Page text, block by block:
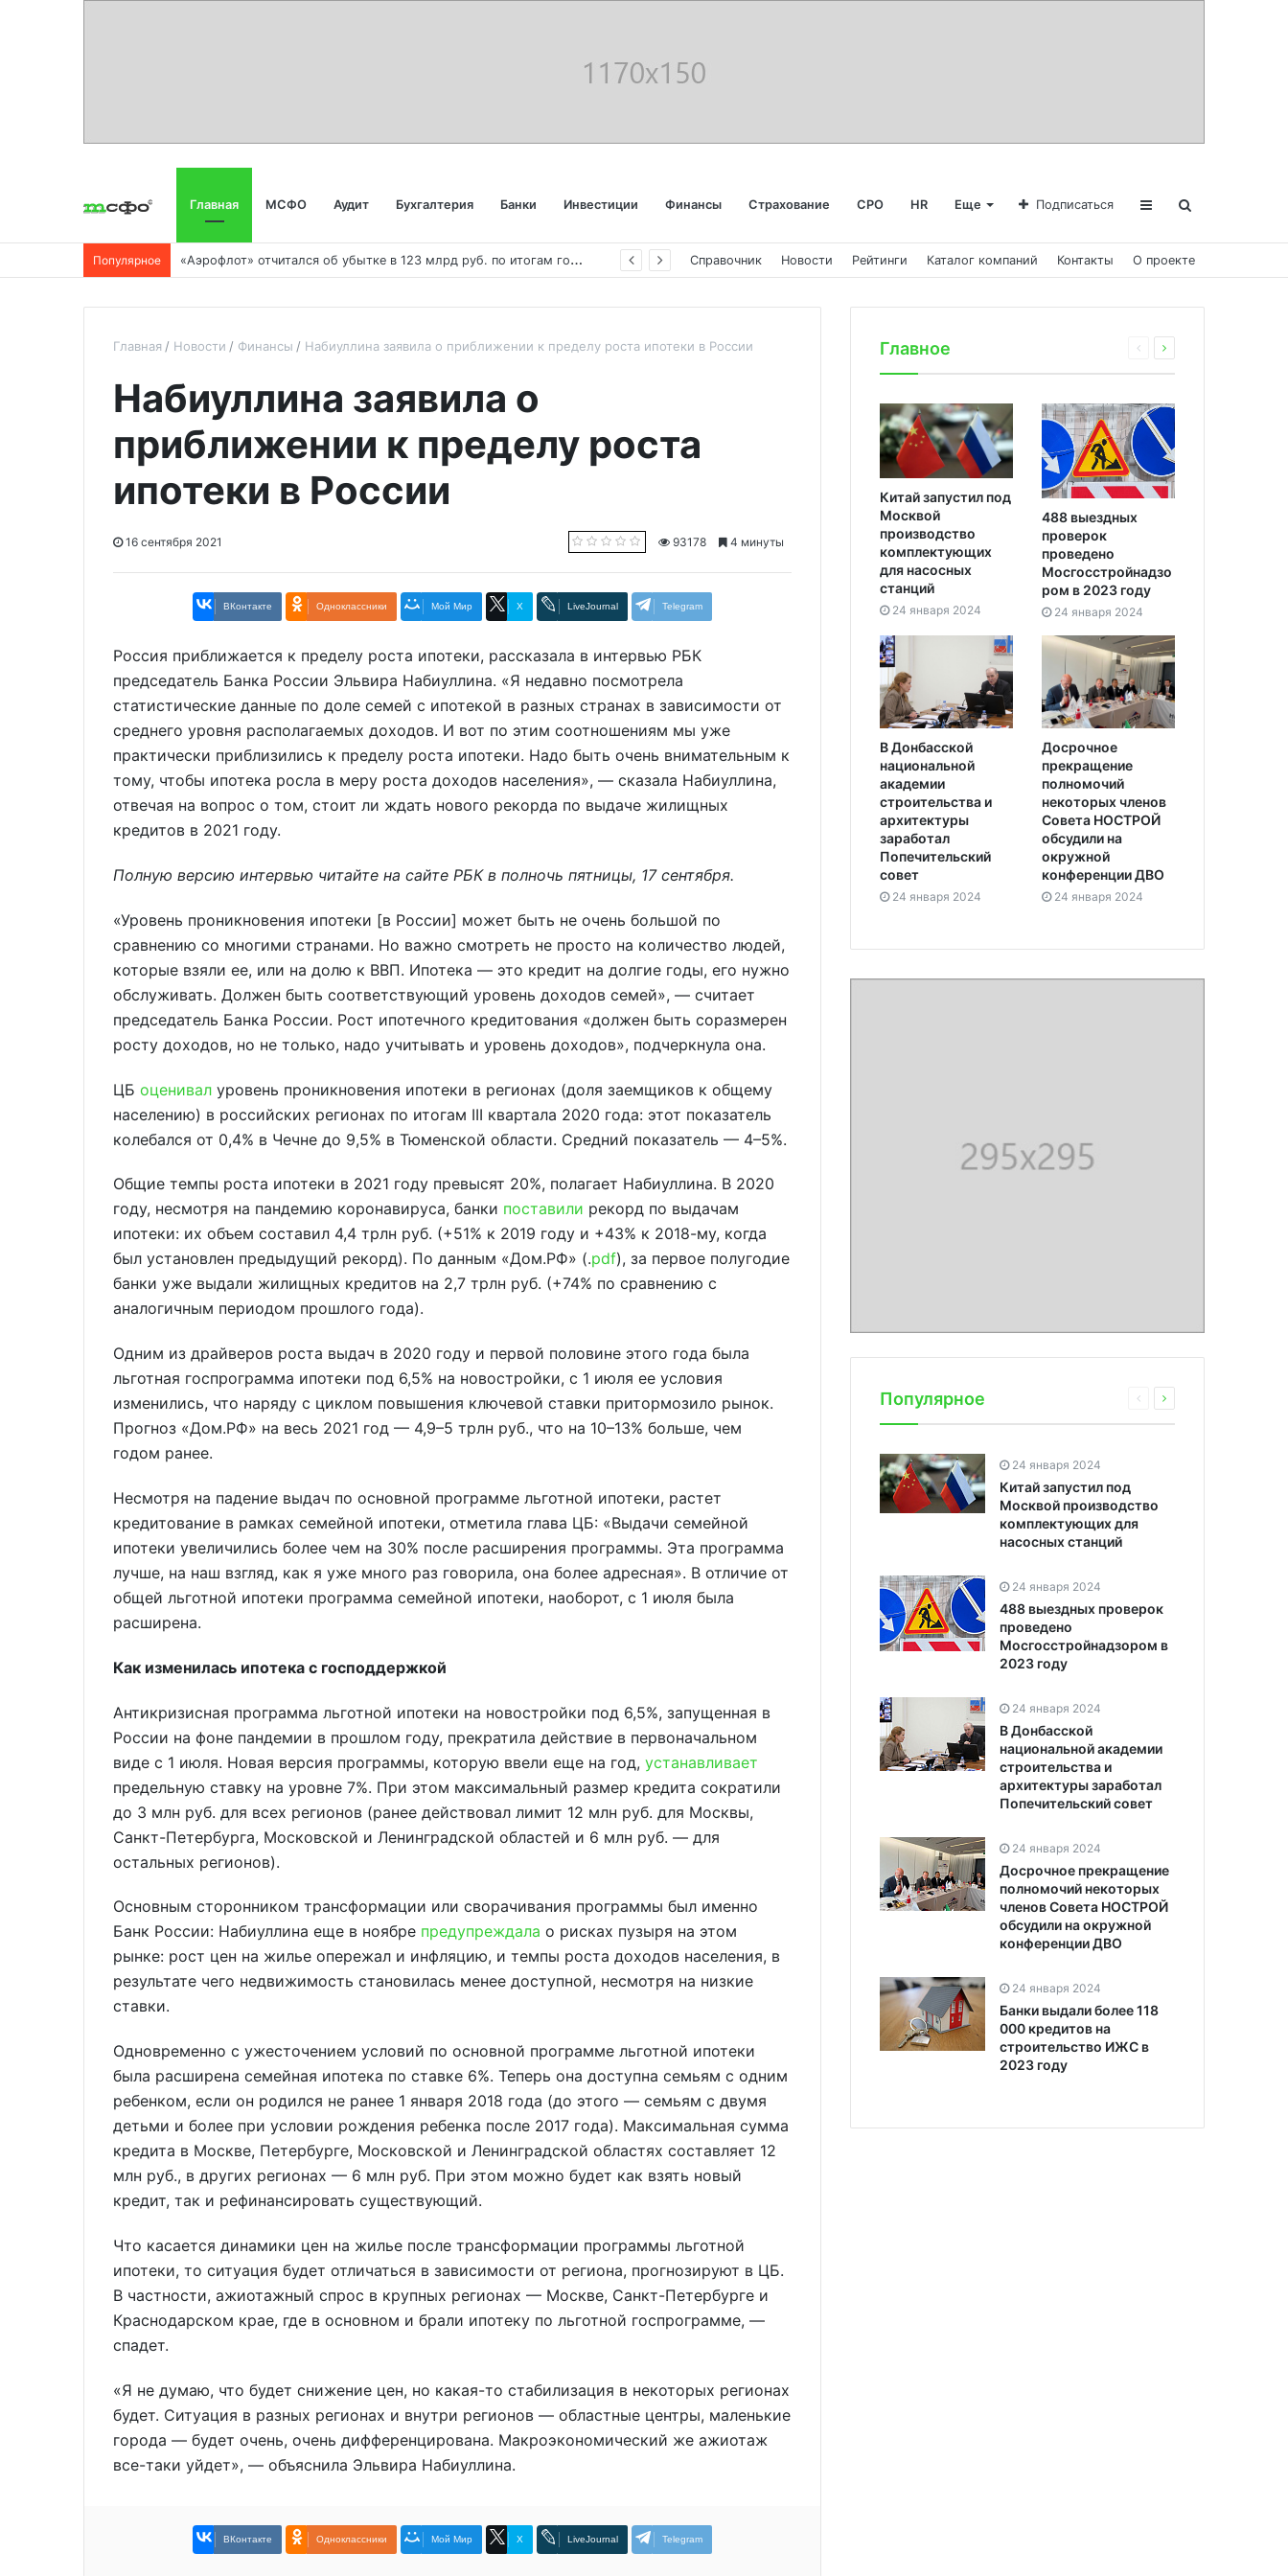
Главная МСФО Аудит Бухгалтерия Банки Инвестиции Финансы Страхование СРО HR Еще Подписаться
Популярное «
Аэрофлот» отчитался об убытке в 123 млрд руб. по итогам года пандемии Справочник Новости Рейтинги Каталог компаний Контакты О проекте
Главная Новости Финансы Набиуллина заявила о приближении к пределу роста ипотеки в России
Набиуллина заявила о
приближении к пределу роста
ипотеки в России
16 сентября 2021 93178 4 минуты
ВКонтакте Одноклассники Мой Мир X LiveJournal Telegram
Россия приближается к пределу роста ипотеки, рассказала в интервью РБК
председатель Банка России Эльвира Набиуллина. «Я недавно посмотрела
статистические данные по доле семей с ипотекой в разных странах в зависимости от
среднего уровня располагаемых доходов. И вот по этим соотношениям мы уже
практически приблизились к пределу роста ипотеки. Надо быть очень внимательным к
тому, чтобы ипотека росла в меру роста доходов населения», — сказала Набиуллина,
отвечая на вопрос о том, стоит ли ждать нового рекорда по выдаче жилищных
кредитов в 2021 году.
Полную версию интервью читайте на сайте РБК в полночь пятницы, 17 сентября.
«Уровень проникновения ипотеки [в России] может быть не очень большой по
сравнению со многими странами. Но важно смотреть не просто на количество людей,
которые взяли ее, или на долю к ВВП. Ипотека — это кредит на долгие годы, его нужно
обслуживать. Должен быть соответствующий уровень доходов семей», — считает
председатель Банка России. Рост ипотечного кредитования «должен быть соразмерен
росту доходов, но не только, надо учитывать и уровень доходов», подчеркнула она.
ЦБ оценивал уровень проникновения ипотеки в регионах (доля заемщиков к общему
населению) в российских регионах по итогам III квартала 2020 года: этот показатель
колебался от 0,4% в Чечне до 9,5% в Тюменской области. Средний показатель — 4–5%.
Общие темпы роста ипотеки в 2021 году превысят 20%, полагает Набиуллина. В 2020
году, несмотря на пандемию коронавируса, банки поставили рекорд по выдачам
ипотеки: их объем составил 4,4 трлн руб. (+51% к 2019 году и +43% к 2018-му, когда
был установлен предыдущий рекорд). По данным «Дом.РФ» (.pdf), за первое полугодие
банки уже выдали жилищных кредитов на 2,7 трлн руб. (+74% по сравнению с
аналогичным периодом прошлого года).
Одним из драйверов роста выдач в 2020 году и первой половине этого года была
льготная госпрограмма ипотеки под 6,5% на новостройки, с 1 июля ее условия
изменились, что наряду с циклом повышения ключевой ставки притормозило рынок.
Прогноз «Дом.РФ» на весь 2021 год — 4,9–5 трлн руб., что на 10–13% больше, чем
годом ранее.
Несмотря на падение выдач по основной программе льготной ипотеки, растет
кредитование в рамках семейной ипотеки, отметила глава ЦБ: «Выдачи семейной
ипотеки увеличились более чем на 30% после расширения программы. Эта программа
лучше, на наш взгляд, как я уже много раз говорила, она более адресная». В отличие от
общей льготной ипотеки программа семейной ипотеки, наоборот, с 1 июля была
расширена.
Как изменилась ипотека с господдержкой
Антикризисная программа льготной ипотеки на новостройки под 6,5%, запущенная в
России на фоне пандемии в прошлом году, прекратила действие в первоначальном
виде с 1 июля. Новая версия программы, которую ввели еще на год, устанавливает
предельную ставку на уровне 7%. При этом максимальный размер кредита сократили
до 3 млн руб. для всех регионов (ранее действовал лимит 12 млн руб. для Москвы,
Санкт-Петербурга, Московской и Ленинградской областей и 6 млн руб. — для
остальных регионов).
Основным сторонником трансформации или сворачивания программы был именно
Банк России: Набиуллина еще в ноябре предупреждала о рисках пузыря на этом
рынке: рост цен на жилье опережал и инфляцию, и темпы роста доходов населения, в
результате чего недвижимость становилась менее доступной, несмотря на низкие
ставки.
Одновременно с ужесточением условий по основной программе льготной ипотеки
была расширена семейная ипотека по ставке 6%. Теперь она доступна семьям с одним
ребенком, если он родился не ранее 1 января 2018 года (до этого — семьям с двумя
детьми и более при условии рождения ребенка после 2017 года). Максимальная сумма
кредита в Москве, Петербурге, Московской и Ленинградской областях составляет 12
млн руб., в других регионах — 6 млн руб. При этом можно будет как взять новый
кредит, так и рефинансировать существующий.
Что касается динамики цен на жилье после трансформации программы льготной
ипотеки, то ситуация будет отличаться в зависимости от региона, прогнозируют в ЦБ.
В частности, ажиотажный спрос в крупных регионах — Москве, Санкт-Петербурге и
Краснодарском крае, где в основном и брали ипотеку по льготной госпрограмме, —
спадет.
«Я не думаю, что будет снижение цен, но какая-то стабилизация в некоторых регионах
будет. Ситуация в разных регионах и внутри регионов — областные центры, маленькие
города — будет очень, очень дифференцирована. Макроэкономический же ажиотаж
все-таки уйдет», — объяснила Эльвира Набиуллина.
ВКонтакте Одноклассники Мой Мир X LiveJournal Telegram
Главное
Китай запустил под
Москвой
производство
комплектующих
для насосных
станций
24 января 2024
488 выездных
проверок
проведено
Мосгосстройнадзо
ром в 2023 году
24 января 2024
В Донбасской
национальной
академии
строительства и
архитектуры
заработал
Попечительский
совет
24 января 2024
Досрочное
прекращение
полномочий
некоторых членов
Совета НОСТРОЙ
обсудили на
окружной
конференции ДВО
24 января 2024
Популярное
24 января 2024
Китай запустил под
Москвой производство
комплектующих для
насосных станций
24 января 2024
488 выездных проверок
проведено
Мосгосстройнадзором в
2023 году
24 января 2024
В Донбасской
национальной академии
строительства и
архитектуры заработал
Попечительский совет
24 января 2024
Досрочное прекращение
полномочий некоторых
членов Совета НОСТРОЙ
обсудили на окружной
конференции ДВО
24 января 2024
Банки выдали более 118
000 кредитов на
строительство ИЖС в
2023 году